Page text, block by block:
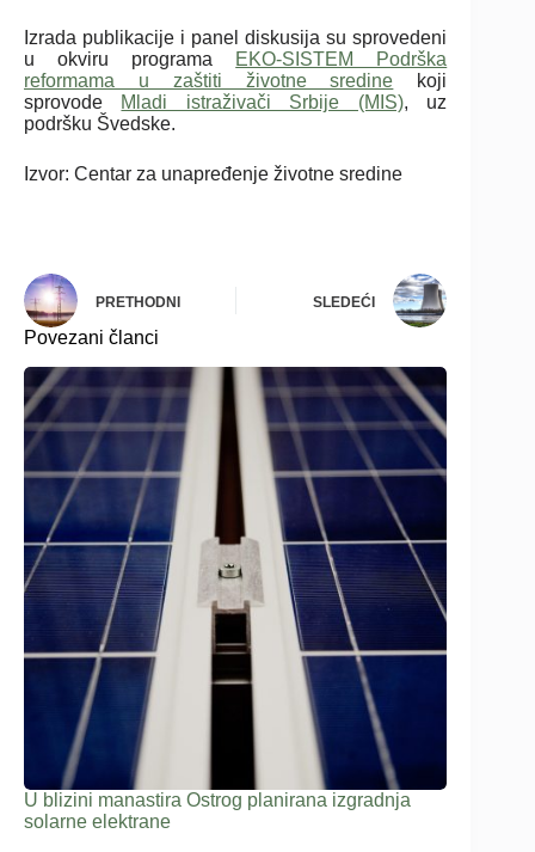
Izrada publikacije i panel diskusija su sprovedeni
u okviru programa
EKO-SISTEM Podrška
reformama u zaštiti životne sredine koji
sprovode Mladi istraživači Srbije (MIS), uz
podršku Švedske.
Izvor: Centar za unapređenje životne sredine
PRETHODNI SLEDEĆI
Povezani članci
U blizini manastira Ostrog planirana izgradnja
solarne elektrane